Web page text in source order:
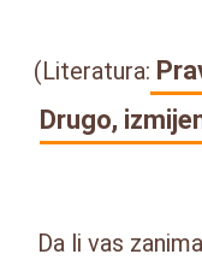
(Literatura:
Drugo,
Da li vas